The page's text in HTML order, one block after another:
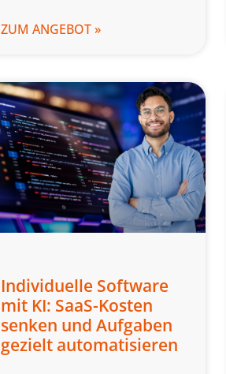
ZUM ANGEBOT »
Individuelle Software
mit KI: SaaS-Kosten
senken und Aufgaben
gezielt automatisieren